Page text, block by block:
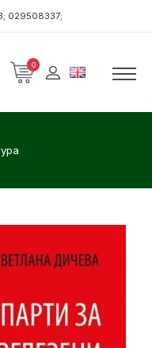
029508337;
0